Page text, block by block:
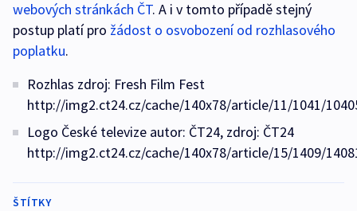
webových stránkách ČT. A i v tomto případě stejný
postup platí pro žádost o osvobození od rozhlasového
poplatku.
Rozhlas zdroj: Fresh Film Fest
http://img2.ct24.cz/cache/140x78/article/11/1041/
Logo České televize autor: ČT24, zdroj: ČT24
http://img2.ct24.cz/cache/140x78/article/15/1409/
ŠTÍTKY